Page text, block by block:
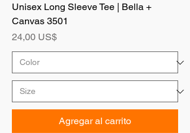
Unisex Long Sleeve Tee | Bella +
Canvas 3501
Precio
24,00 US$
Agregar al carrito